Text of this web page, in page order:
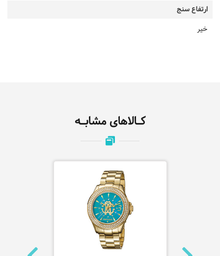
ارتفاع سنج
خیر
کـالاهای مشابـه